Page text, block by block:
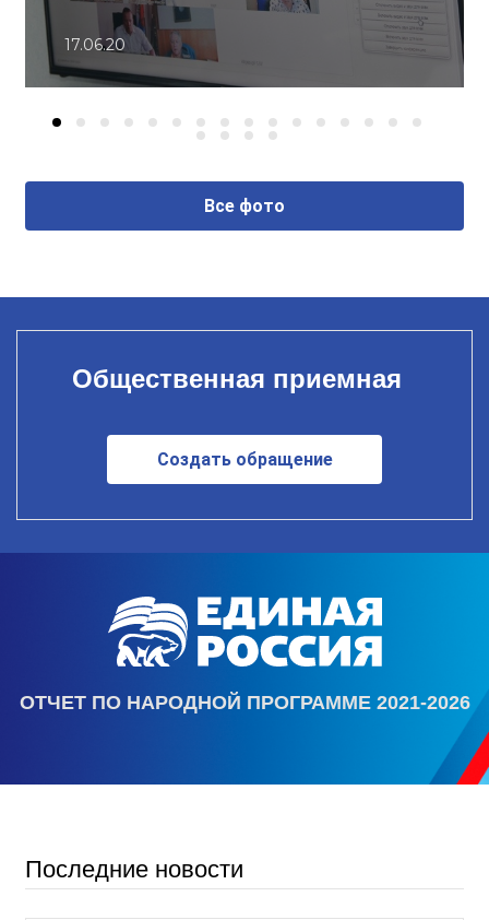
17.06.20
Все фото
Общественная приемная
Создать обращение
ОТЧЕТ ПО НАРОДНОЙ ПРОГРАММЕ 2021-2026
Последние новости